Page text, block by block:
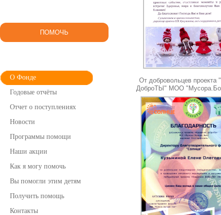
ПОМОЧЬ
О Фонде
Годовые отчёты
Отчет о поступлениях
Новости
Программы помощи
Наши акции
Как я могу помочь
Вы помогли этим детям
Получить помощь
Контакты
От добровольцев проекта
ДоброТЫ" МОО